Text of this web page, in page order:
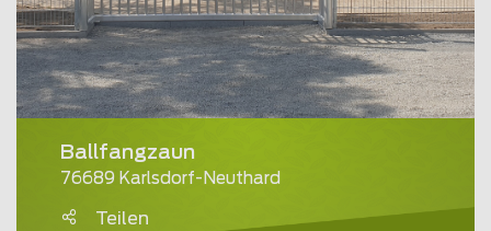
Ballfangzaun
76689 Karlsdorf-Neuthard
Teilen